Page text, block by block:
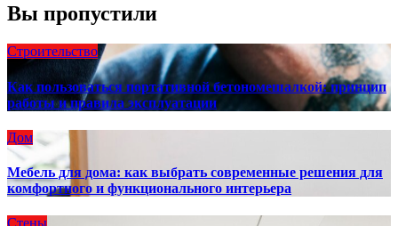
Вы пропустили
Строительство
Как пользоваться портативной бетономешалкой: принцип
работы и правила эксплуатации
Дом
Мебель для дома: как выбрать современные решения для
комфортного и функционального интерьера